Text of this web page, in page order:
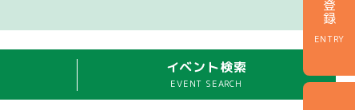
ENTRY
イベント検索
EVENT SEARCH